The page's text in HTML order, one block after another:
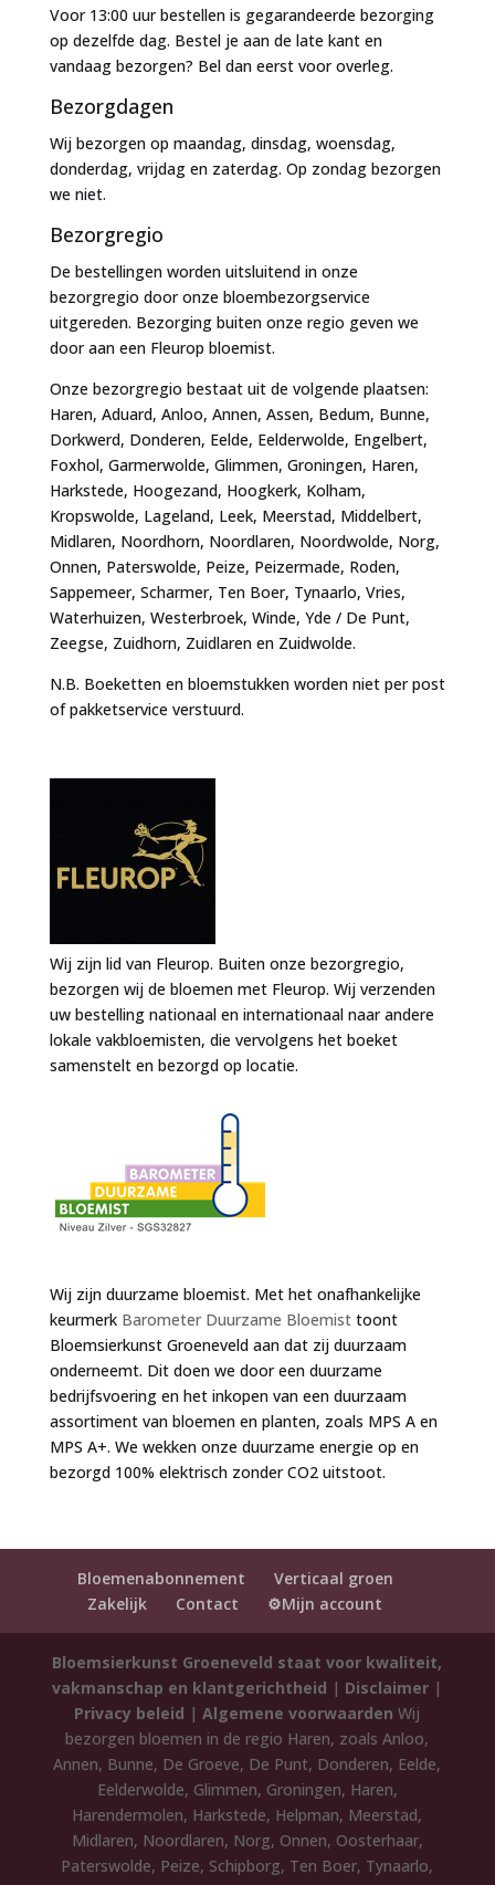
Voor 13:00 uur bestellen is gegarandeerde bezorging
op dezelfde dag. Bestel je aan de late kant en
vandaag bezorgen? Bel dan eerst voor overleg.
Bezorgdagen
Wij bezorgen op maandag, dinsdag, woensdag,
donderdag, vrijdag en zaterdag. Op zondag bezorgen
we niet.
Bezorgregio
De bestellingen worden uitsluitend in onze
bezorgregio door onze bloembezorgservice
uitgereden. Bezorging buiten onze regio geven we
door aan een Fleurop bloemist.
Onze bezorgregio bestaat uit de volgende plaatsen:
Haren, Aduard, Anloo, Annen, Assen, Bedum, Bunne,
Dorkwerd, Donderen, Eelde, Eelderwolde, Engelbert,
Foxhol, Garmerwolde, Glimmen, Groningen, Haren,
Harkstede, Hoogezand, Hoogkerk, Kolham,
Kropswolde, Lageland, Leek, Meerstad, Middelbert,
Midlaren, Noordhorn, Noordlaren, Noordwolde, Norg,
Onnen, Paterswolde, Peize, Peizermade, Roden,
Sappemeer, Scharmer, Ten Boer, Tynaarlo, Vries,
Waterhuizen, Westerbroek, Winde, Yde / De Punt,
Zeegse, Zuidhorn, Zuidlaren en Zuidwolde.
N.B. Boeketten en bloemstukken worden niet per post
of pakketservice verstuurd.
Wij zijn lid van Fleurop. Buiten onze bezorgregio,
bezorgen wij de bloemen met Fleurop. Wij verzenden
uw bestelling nationaal en internationaal naar andere
lokale vakbloemisten, die vervolgens het boeket
samenstelt en bezorgd op locatie.
Wij zijn duurzame bloemist. Met het onafhankelijke
keurmerk Barometer Duurzame Bloemisttoont
Bloemsierkunst Groeneveld aan dat zij duurzaam
onderneemt. Dit doen we door een duurzame
bedrijfsvoering en het inkopen van een duurzaam
assortiment van bloemen en planten, zoals MPS A en
MPS A+. We wekken onze duurzame energie op en
bezorgd 100% elektrisch zonder CO2 uitstoot.
Bloemenabonnement
Verticaal groen
Zakelijk
Contact ⚙️Mijn account
Bloemsierkunst Groeneveld staat voor kwaliteit,
vakmanschap en klantgerichtheid | Disclaimer |
Privacy beleid |Algemene voorwaarden Wij
bezorgen bloemen in de regio Haren, zoals Anloo,
Annen, Bunne, De Groeve, De Punt, Donderen, Eelde,
Eelderwolde, Glimmen, Groningen, Haren,
Harendermolen, Harkstede, Helpman, Meerstad,
Midlaren, Noordlaren, Norg, Onnen, Oosterhaar,
Paterswolde, Peize, Schipborg, Ten Boer, Tynaarlo,